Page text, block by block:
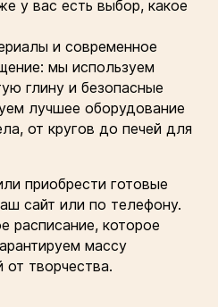
у вас есть выбор, какое
и современное
мы используем
глину и безопасные
лучшее оборудование
от кругов до печей для
приобрести готовые
сайт или по телефону.
расписание, которое
массу
творчества.